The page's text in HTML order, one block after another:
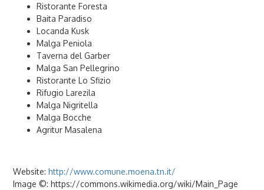
Ristorante Foresta
Baita Paradiso
Locanda Kusk
Malga Peniola
Taverna del Garber
Malga San Pellegrino
Ristorante Lo Sfizio
Rifugio Larezila
Malga Nigritella
Malga Bocche
Agritur Masalena
Website:http://www.comune.moena.tn.it/
Image ©: https://commons.wikimedia.org/wiki/Main_Page